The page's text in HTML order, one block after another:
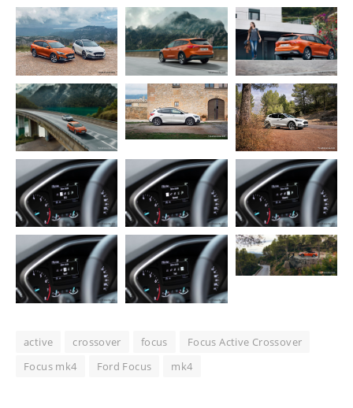
active crossover focus
Focus Active Crossover
Focus mk4
Ford Focus mk4